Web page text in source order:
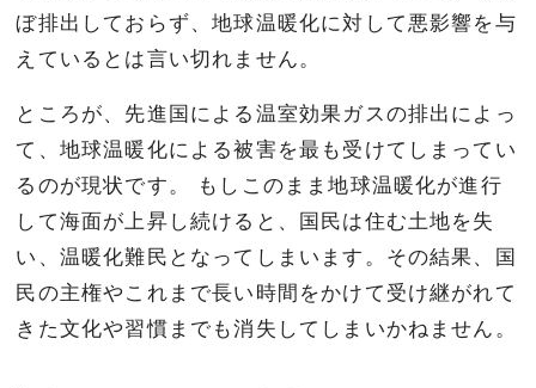
ぼ排出しておらず、地球温暖化に対して悪影響を与
えているとは言い切れません。
ところが、先進国による温室効果ガスの排出によっ
て、地球温暖化による被害を最も受けてしまってい
るのが現状です。 もしこのまま地球温暖化が進行
して海面が上昇し続けると、国民は住む土地を失
い、温暖化難民となってしまいます。その結果、国
民の主権やこれまで長い時間をかけて受け継がれて
きた文化や習慣までも消失してしまいかねません。